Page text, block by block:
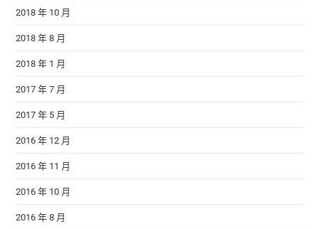
2018 年 10 月
2018 年 8 月
2018 年 1 月
2017 年 7 月
2017 年 5 月
2016 年 12 月
2016 年 11 月
2016 年 10 月
2016 年 8 月